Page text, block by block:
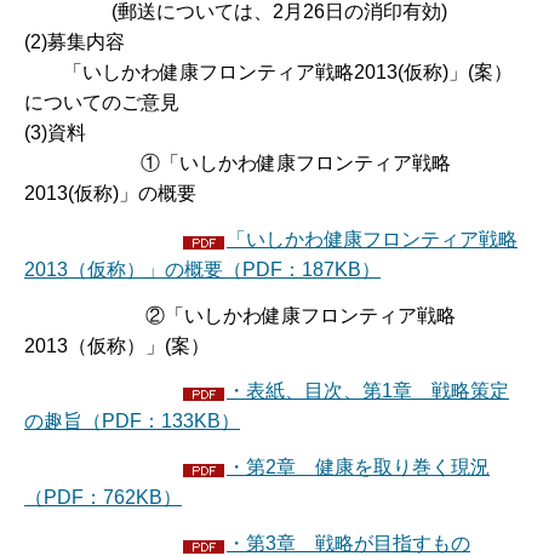
(郵送については、2月26日の消印有効)
(2)募集内容
「いしかわ健康フロンティア戦略2013(仮称)」(案）
についてのご意見
(3)資料
①「いしかわ健康フロンティア戦略
2013(仮称)」の概要
「いしかわ健康フロンティア戦略
2013（仮称）」の概要（PDF：187KB）
②「いしかわ健康フロンティア戦略
2013（仮称）」(案）
・表紙、目次、第1章 戦略策定
の趣旨（PDF：133KB）
・第2章 健康を取り巻く現況
（PDF：762KB）
・第3章 戦略が目指すもの